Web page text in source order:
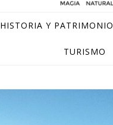
HISTORIA Y PATRIMONIO
TURISMO